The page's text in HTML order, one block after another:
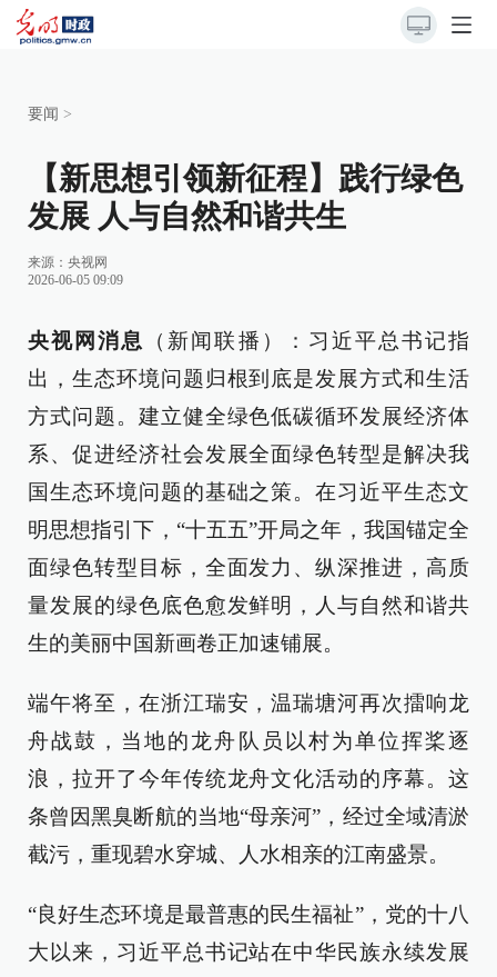
要闻 >
【新思想引领新征程】践行绿色
发展 人与自然和谐共生
来源： 央视网
2026-06-05 09:09
央视网消息
（新闻联播）：习近平总书记指
出，生态环境问题归根到底是发展方式和生活
方式问题。建立健全绿色低碳循环发展经济体
系、促进经济社会发展全面绿色转型是解决我
国生态环境问题的基础之策。在习近平生态文
明思想指引下，“十五五”开局之年，我国锚定全
面绿色转型目标，全面发力、纵深推进，高质
量发展的绿色底色愈发鲜明，人与自然和谐共
生的美丽中国新画卷正加速铺展。
端午将至，在浙江瑞安，温瑞塘河再次擂响龙
舟战鼓，当地的龙舟队员以村为单位挥桨逐
浪，拉开了今年传统龙舟文化活动的序幕。这
条曾因黑臭断航的当地“母亲河”，经过全域清淤
截污，重现碧水穿城、人水相亲的江南盛景。
“良好生态环境是最普惠的民生福祉”，党的十八
大以来，习近平总书记站在中华民族永续发展